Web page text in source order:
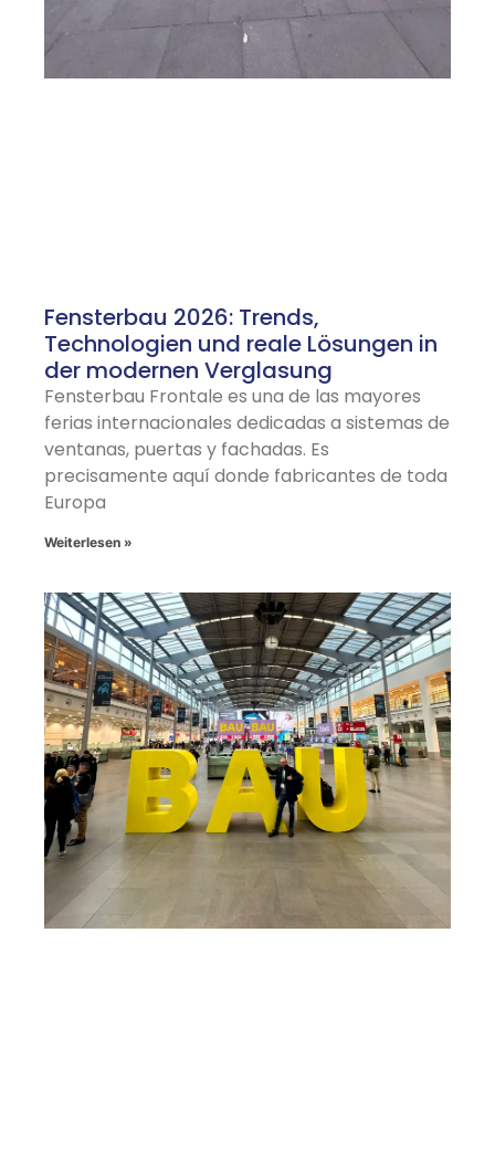
Fensterbau 2026: Trends,
Technologien und reale Lösungen in
der modernen Verglasung
Fensterbau Frontale es una de las mayores
ferias internacionales dedicadas a sistemas de
ventanas, puertas y fachadas. Es
precisamente aquí donde fabricantes de toda
Europa
Weiterlesen »